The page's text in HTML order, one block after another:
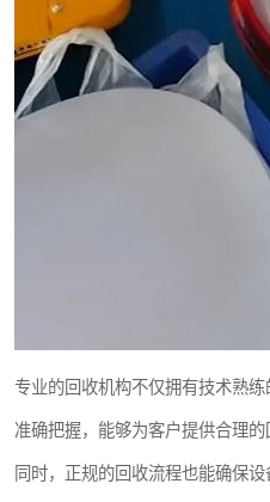
专业的回收机构不仅拥有技术熟
准确把握，能够为客户提供合理的
同时，正规的回收流程也能确保